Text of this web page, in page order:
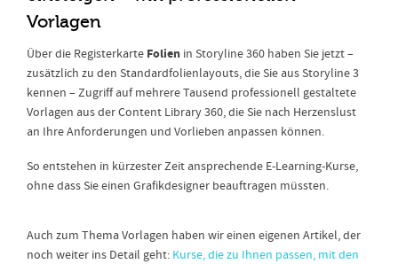
Vorlagen
Über die Registerkarte Folien in Storyline 360 haben Sie jetzt –
zusätzlich zu den Standardfolienlayouts, die Sie aus Storyline 3
kennen – Zugriff auf mehrere Tausend professionell gestaltete
Vorlagen aus der Content Library 360, die Sie nach Herzenslust
an Ihre Anforderungen und Vorlieben anpassen können.
So entstehen in kürzester Zeit ansprechende E-Learning-Kurse,
ohne dass Sie einen Grafikdesigner beauftragen müssten.
Auch zum Thema Vorlagen haben wir einen eigenen Artikel, der
noch weiter ins Detail geht: Kurse, die zu Ihnen passen, mit den